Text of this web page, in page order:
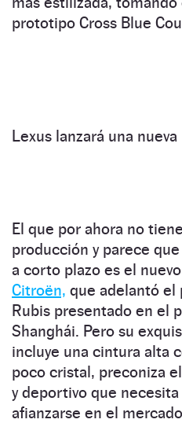
prototipo Cross Blue
Lexus lanzará una
El que por ahora no
producción y parece
a corto plazo es el
Citroën, que adelantó el
Rubis presentado en el
Shanghái. Pero su
incluye una cintura alta
poco cristal, preconiza
y deportivo que necesita
afianzarse en el